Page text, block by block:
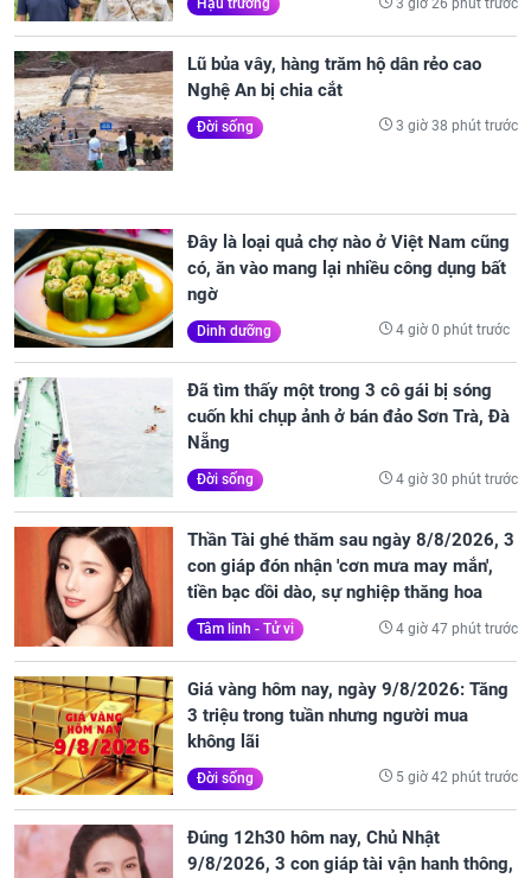
Hậu trường
Lũ bủa vây, hàng trăm hộ dân rẻo cao
Nghệ An bị chia cắt
Đời sống 3 giờ 38 phút trước
Đây là loại quả chợ nào ở Việt Nam cũng
có, ăn vào mang lại nhiều công dụng bất
ngờ
Dinh dưỡng 4 giờ 0 phút trước
Đã tìm thấy một trong 3 cô gái bị sóng
cuốn khi chụp ảnh ở bán đảo Sơn Trà, Đà
Nẵng
Đời sống 4 giờ 30 phút trước
Thần Tài ghé thăm sau ngày 8/8/2026, 3
con giáp đón nhận 'cơn mưa may mắn',
tiền bạc dồi dào, sự nghiệp thăng hoa
Tâm linh - Tử vi 4 giờ 47 phút trước
Giá vàng hôm nay, ngày 9/8/2026: Tăng
3 triệu trong tuần nhưng người mua
không lãi
Đời sống 5 giờ 42 phút trước
Đúng 12h30 hôm nay, Chủ Nhật
9/8/2026, 3 con giáp tài vận hanh thông,